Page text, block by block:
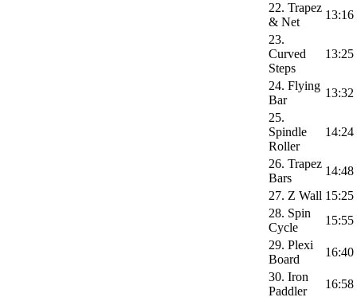
22. Trapez
& Net
13:16
23.
Curved
Steps
13:25
24. Flying
Bar
13:32
25.
Spindle
Roller
14:24
26. Trapez
Bars
14:48
27. Z Wall 15:25
28. Spin
Cycle
15:55
29. Plexi
Board
16:40
30. Iron
Paddler
16:58